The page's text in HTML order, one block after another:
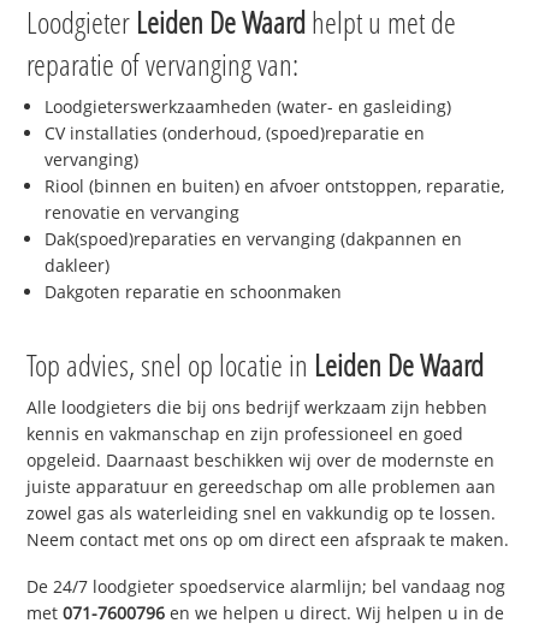
Loodgieter Leiden De Waardhelpt u met de
reparatie of vervanging van:
Loodgieterswerkzaamheden (water- en gasleiding)
CV installaties (onderhoud, (spoed)reparatie en
vervanging)
Riool (binnen en buiten) en afvoer ontstoppen, reparatie,
renovatie en vervanging
Dak(spoed)reparaties en vervanging (dakpannen en
dakleer)
Dakgoten reparatie en schoonmaken
Top advies, snel op locatie in Leiden De Waard
Alle loodgieters die bij ons bedrijf werkzaam zijn hebben
kennis en vakmanschap en zijn professioneel en goed
opgeleid. Daarnaast beschikken wij over de modernste en
juiste apparatuur en gereedschap om alle problemen aan
zowel gas als waterleiding snel en vakkundig op te lossen.
Neem contact met ons op om direct een afspraak te maken.
De 24/7 loodgieter spoedservice alarmlijn; bel vandaag nog
met071-7600796 en we helpen u direct. Wij helpen u in de